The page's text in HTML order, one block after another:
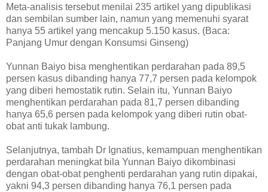
Meta-analisis tersebut menilai 235 artikel yang dipublikasi
dan sembilan sumber lain, namun yang memenuhi syarat
hanya 55 artikel yang mencakup 5.150 kasus. (Baca:
Panjang Umur dengan Konsumsi Ginseng)
Yunnan Baiyo bisa menghentikan perdarahan pada 89,5
persen kasus dibanding hanya 77,7 persen pada kelompok
yang diberi hemostatik rutin. Selain itu, Yunnan Baiyo
menghentikan perdarahan pada 81,7 persen dibanding
hanya 65,6 persen pada kelompok yang diberi rutin obat-
obat anti tukak lambung.
Selanjutnya, tambah Dr Ignatius, kemampuan menghentikan
perdarahan meningkat bila Yunnan Baiyo dikombinasi
dengan obat-obat penghenti perdarahan yang rutin dipakai,
yakni 94,3 persen dibanding hanya 76,1 persen pada